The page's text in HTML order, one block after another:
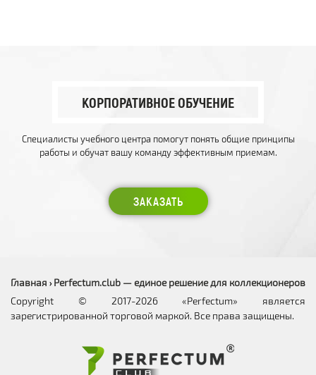
КОРПОРАТИВНОЕ ОБУЧЕНИЕ
Специалисты учебного центра помогут понять общие принципы
работы и обучат вашу команду эффективным приемам.
ЗАКАЗАТЬ
Главная › Perfectum.club — единое решение для коллекционеров
Copyright © 2017-2026 «Perfectum» является
зарегистрированной торговой маркой. Все права защищены.